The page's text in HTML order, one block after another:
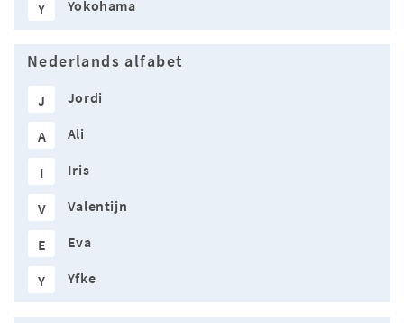
Y Yokohama
Nederlands alfabet
J Jordi
A Ali
I Iris
V Valentijn
E Eva
Y Yfke